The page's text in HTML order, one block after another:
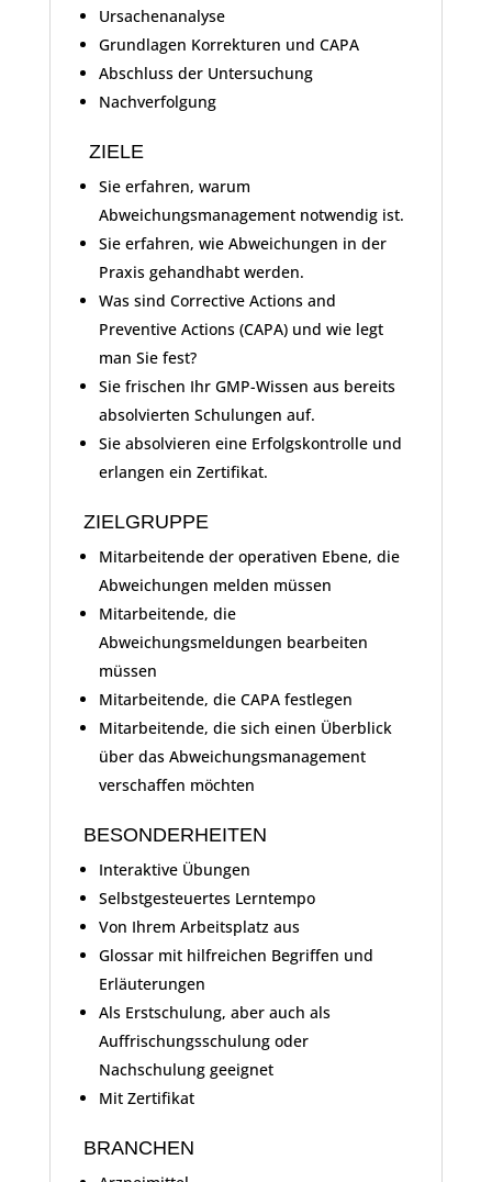
Ursachenanalyse
Grundlagen Korrekturen und CAPA
Abschluss der Untersuchung
Nachverfolgung
ZIELE
Sie erfahren, warum
Abweichungsmanagement notwendig ist.
Sie erfahren, wie Abweichungen in der
Praxis gehandhabt werden.
Was sind Corrective Actions and
Preventive Actions (CAPA) und wie legt
man Sie fest?
Sie frischen Ihr GMP-Wissen aus bereits
absolvierten Schulungen auf.
Sie absolvieren eine Erfolgskontrolle und
erlangen ein Zertifikat.
ZIELGRUPPE
Mitarbeitende der operativen Ebene, die
Abweichungen melden müssen
Mitarbeitende, die
Abweichungsmeldungen bearbeiten
müssen
Mitarbeitende, die CAPA festlegen
Mitarbeitende, die sich einen Überblick
über das Abweichungsmanagement
verschaffen möchten
BESONDERHEITEN
Interaktive Übungen
Selbstgesteuertes Lerntempo
Von Ihrem Arbeitsplatz aus
Glossar mit hilfreichen Begriffen und
Erläuterungen
Als Erstschulung, aber auch als
Auffrischungsschulung oder
Nachschulung geeignet
Mit Zertifikat
BRANCHEN